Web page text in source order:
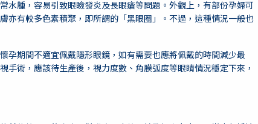
水腫，容易引致眼瞼發炎及長眼瘡等問題。外觀上，有部份孕婦可
亦有較多色素積聚，即所謂的「黑眼圈」。不過，這種情況一般也
孕期間不適宜佩戴隱形眼鏡，如有需要也應將佩戴的時間減少最
手術，應該待生產後，視力度數、角膜弧度等眼睛情況穩定下來，